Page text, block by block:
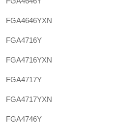
FGA4646YXN
FGA4716Y
FGA4716YXN
FGA4717Y
FGA4717YXN
FGA4746Y